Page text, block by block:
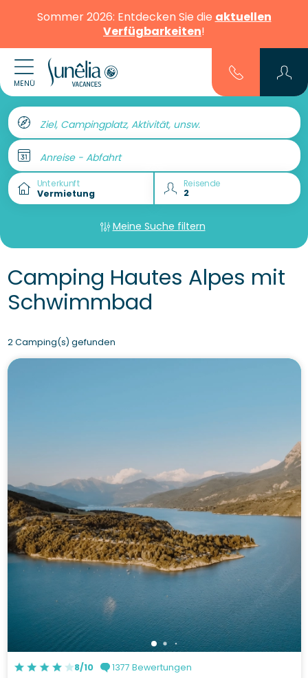
Sommer 2026: Entdecken Sie die aktuellen
Verfügbarkeiten!
MENÜ
Ziel, Campingplatz, Aktivität, unsw.
Anreise - Abfahrt
Unterkunft Reisende
Meine Suche filtern
Camping Hautes Alpes mit
Schwimmbad
2 Camping(s) gefunden
8/10 1377 Bewertungen